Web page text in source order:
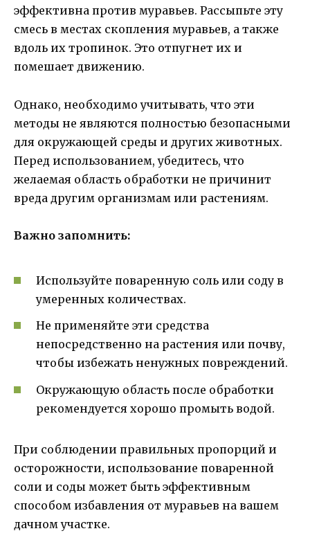
эффективна против муравьев. Рассыпьте эту
смесь в местах скопления муравьев, а также
вдоль их тропинок. Это отпугнет их и
помешает движению.
Однако, необходимо учитывать, что эти
методы не являются полностью безопасными
для окружающей среды и других животных.
Перед использованием, убедитесь, что
желаемая область обработки не причинит
вреда другим организмам или растениям.
Важно запомнить:
Используйте поваренную соль или соду в
умеренных количествах.
Не применяйте эти средства
непосредственно на растения или почву,
чтобы избежать ненужных повреждений.
Окружающую область после обработки
рекомендуется хорошо промыть водой.
При соблюдении правильных пропорций и
осторожности, использование поваренной
соли и соды может быть эффективным
способом избавления от муравьев на вашем
дачном участке.